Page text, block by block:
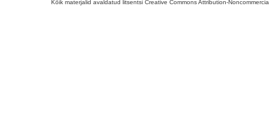
Kõik materjalid avaldatud litsentsi Creative Commons Attribution-